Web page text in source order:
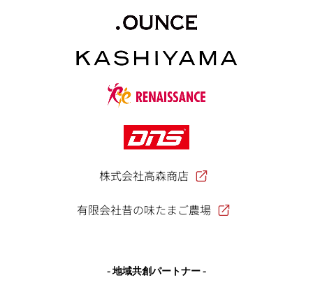
株式会社高森商店
有限会社昔の味たまご農場
- 地域共創パートナー -